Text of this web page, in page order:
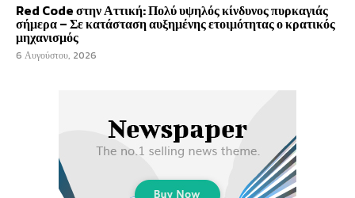
Red Code στην Αττική: Πολύ υψηλός κίνδυνος πυρκαγιάς
σήμερα – Σε κατάσταση αυξημένης ετοιμότητας ο κρατικός
μηχανισμός
6 Αυγούστου, 2026